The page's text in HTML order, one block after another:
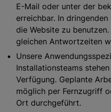
E-Mail oder unter der
erreichbar. In
die Website zu
gleichen Antwortzeiten
Unsere
Installationsteams
Verfügung. Geplante
möglich per Fernzugriff
Ort durchgeführt.